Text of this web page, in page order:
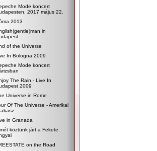
Mode koncert
2017 május 22.
2013
in
of the Universe
In Bologna 2009
Mode koncert
The Rain - Live In
2009
Universe in Rome
Of The Universe - Amerikai
in Granada
köztünk járt a Fekete
on the Road